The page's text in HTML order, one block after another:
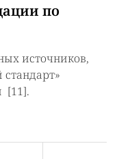
по
источников,
[11].